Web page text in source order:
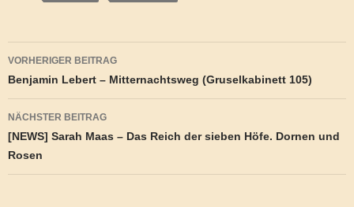
Beitragsnavigation
VORHERIGER BEITRAG
Benjamin Lebert – Mitternachtsweg (Gruselkabinett 105)
NÄCHSTER BEITRAG
[NEWS] Sarah Maas – Das Reich der sieben Höfe. Dornen und
Rosen